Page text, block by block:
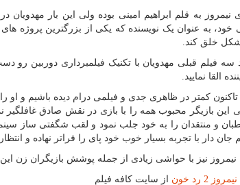
به قلم ابراهیم امینی بوده ولی این بار مهدویان
خود، به عنوان یک نویسنده که یکی از بزرگترین پروژه
شکل خلق کند.
القا نمایید.
کمتر در ظاهری جدی و فیلمی درام دیده باشیم و او
این بازیگر محبوب همه را با بازی در نقش صادق غافلگیر
دار با تجربه بسیار خوب خود پای را فراتر نهاده و
نیمروز نیز با حواشی زیادی از جمله پوشش بازیگران زن
2 رد خون
از سایت کافه فیلم